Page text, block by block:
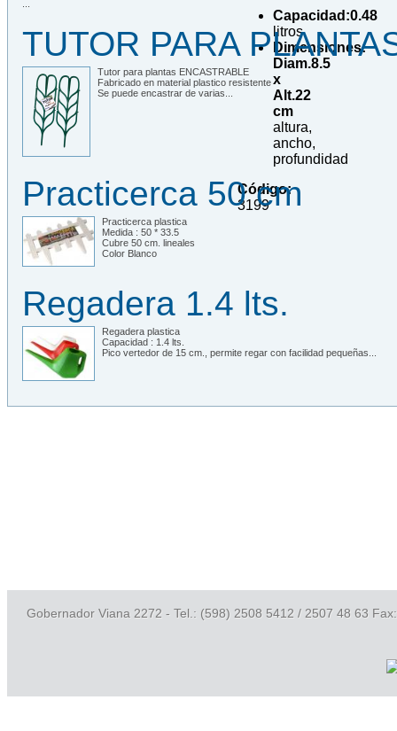
Capacidad:0.48
litros
Dimensiones:
Diam.8.5
x
Alt.22
cm
altura,
ancho,
profundidad
Código:
3199
TUTOR PARA
Tutor para plantas ENCASTRABLE
Fabricado en material plastico resistente
Se puede encastrar de varias...
Practicerca 50 cm
Practicerca plastica
Medida : 50 * 33.5
Cubre 50 cm. lineales
Color Blanco
Regadera 1.4 lts.
Regadera plastica
Capacidad : 1.4 lts.
Pico vertedor de 15 cm., permite regar con facilidad pequeñas...
Gobernador Viana 2272 - Tel.: (598) 2508 5412 / 2507 48 63